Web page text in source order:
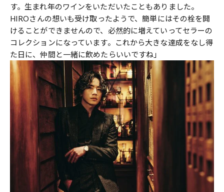
す。生まれ年のワインをいただいたこともありました。
HIROさんの想いも受け取ったようで、簡単にはその栓を開
けることができませんので、必然的に増えていってセラーの
コレクションになっています。これから大きな達成をなし得
た日に、仲間と一緒に飲めたらいいですね」